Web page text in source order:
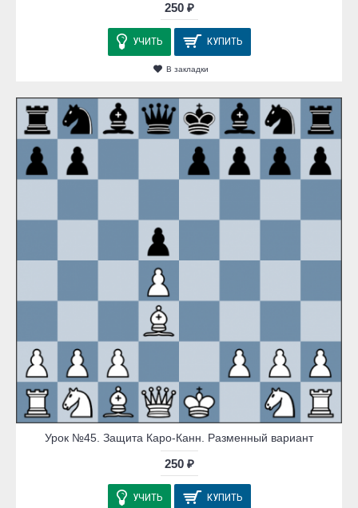
250 ₽
УЧИТЬ КУПИТЬ
В закладки
Урок №45. Защита Каро-Канн. Разменный вариант
250 ₽
УЧИТЬ КУПИТЬ